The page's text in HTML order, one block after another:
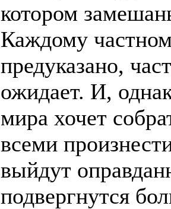
котором
Каждому
предуказано,
ожидает. И,
мира хочет
всеми
выйдут
подвергнутся